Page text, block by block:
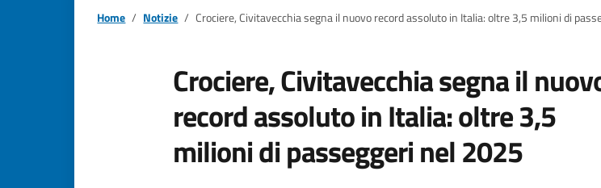
Home Notizie Crociere, Civitavecchia segna il nuovo record assoluto in Italia: oltre 3,5 milioni di
Crociere, Civitavecchia segna il
record assoluto in Italia: oltre 3,5
milioni di passeggeri nel 2025